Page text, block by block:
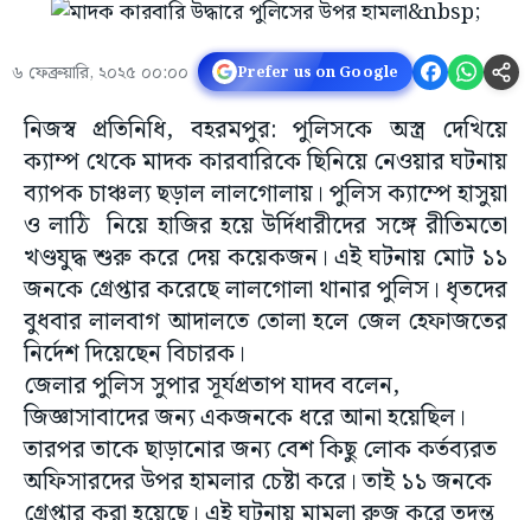
৬ ফেব্রুয়ারি, ২০২৫ ০০:০০ Prefer us on Google
নিজস্ব প্রতিনিধি, বহরমপুর: পুলিসকে অস্ত্র দেখিয়ে
ক্যাম্প থেকে মাদক কারবারিকে ছিনিয়ে নেওয়ার ঘটনায়
ব্যাপক চাঞ্চল্য ছড়াল লালগোলায়। পুলিস ক্যাম্পে হাসুয়া
ও লাঠি নিয়ে হাজির হয়ে উর্দিধারীদের সঙ্গে রীতিমতো
খণ্ডযুদ্ধ শুরু করে দেয় কয়েকজন। এই ঘটনায় মোট ১১
জনকে গ্রেপ্তার করেছে লালগোলা থানার পুলিস। ধৃতদের
বুধবার লালবাগ আদালতে তোলা হলে জেল হেফাজতের
নির্দেশ দিয়েছেন বিচারক।
জেলার পুলিস সুপার সূর্যপ্রতাপ যাদব বলেন,
জিজ্ঞাসাবাদের জন্য একজনকে ধরে আনা হয়েছিল।
তারপর তাকে ছাড়ানোর জন্য বেশ কিছু লোক কর্তব্যরত
অফিসারদের উপর হামলার চেষ্টা করে। তাই ১১ জনকে